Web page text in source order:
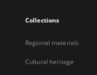
Collections
Regional materials
Cultural heritage